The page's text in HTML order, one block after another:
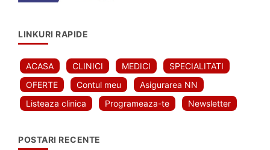
LINKURI RAPIDE
ACASA CLINICI MEDICI
SPECIALITATI
OFERTE
Contul meu
Asigurarea NN
Listeaza clinica
Programeaza-te Newsletter
POSTARI RECENTE